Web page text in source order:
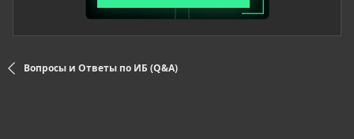
Вопросы и Ответы по ИБ (Q&A)